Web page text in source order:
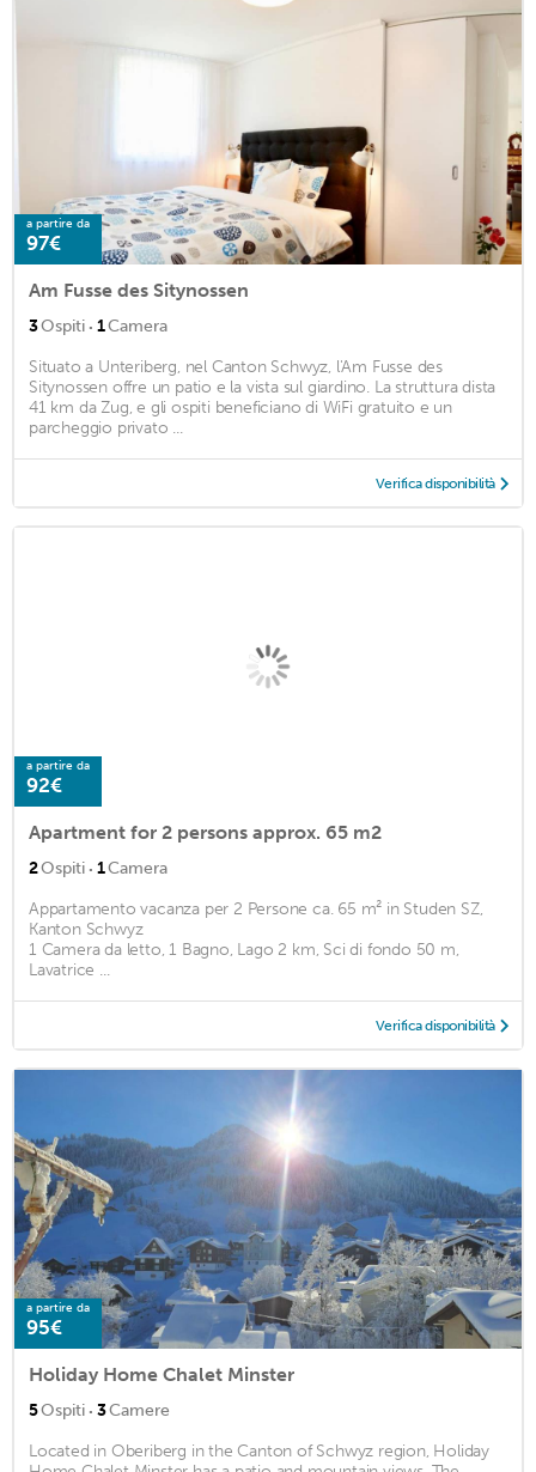
a partire da
97€
Am Fusse des Sitynossen
3Ospiti · 1Camera
Situato a Unteriberg, nel Canton Schwyz, l'Am Fusse des
Sitynossen offre un patio e la vista sul giardino. La struttura dista
41 km da Zug, e gli ospiti beneficiano di WiFi gratuito e un
parcheggio privato ...
Verifica disponibilità
a partire da
92€
Apartment for 2 persons approx. 65 m2
2Ospiti · 1Camera
Appartamento vacanza per 2 Persone ca. 65 m² in Studen SZ,
Kanton Schwyz
1 Camera da letto, 1 Bagno, Lago 2 km, Sci di fondo 50 m,
Lavatrice ...
Verifica disponibilità
a partire da
95€
Holiday Home Chalet Minster
5Ospiti · 3Camere
Located in Oberiberg in the Canton of Schwyz region, Holiday